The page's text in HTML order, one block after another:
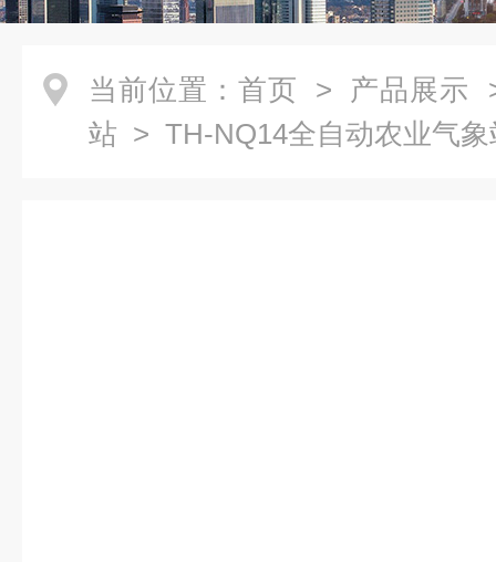
当前位置： 首页 > 产品展示
站 > TH-NQ14全自动农业气象